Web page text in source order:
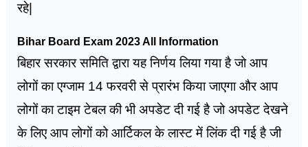
रहे|
Bihar Board Exam 2023 All Information
बिहार सरकार समिति द्वारा यह निर्णय लिया गया है जो आप
लोगों का एग्जाम 14 फरवरी से प्रारंभ किया जाएगा और आप
लोगों का टाइम टेबल की भी अपडेट दी गई है जो अपडेट देखने
के लिए आप लोगों को आर्टिकल के लास्ट में लिंक दी गई है जी